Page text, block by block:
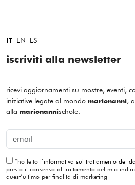
IT EN ES
iscriviti alla newsletter
ricevi aggiornamenti su mostre, eventi,
iniziative legate al mondo marionanni,
alla marionannischole.
*ho letto l’informativa sul trattamento dei
presto il consenso al trattamento del mio
quest’ultimo per finalità di marketing